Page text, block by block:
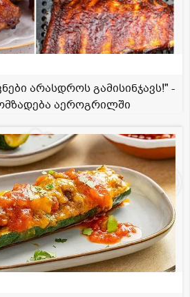
არასდროს გამისინჯავს!" -
აეროგრილში